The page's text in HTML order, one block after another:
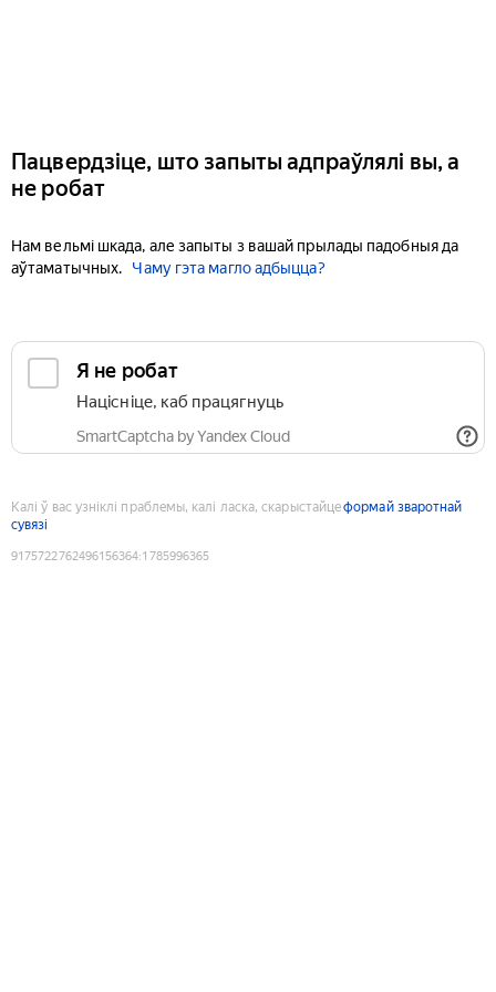
Пацвердзіце, што запыты адпраўлялі вы, а
не робат
Нам вельмі шкада, але запыты з вашай прылады падобныя да
аўтаматычных.
Чаму гэта магло адбыцца?
Я не робат
Націсніце, каб працягнуць
SmartCaptcha by Yandex Cloud
Калі ў вас узніклі праблемы, калі ласка, скарыстайцеформай зваротнай
сувязі
9175722762496156364:1785996365